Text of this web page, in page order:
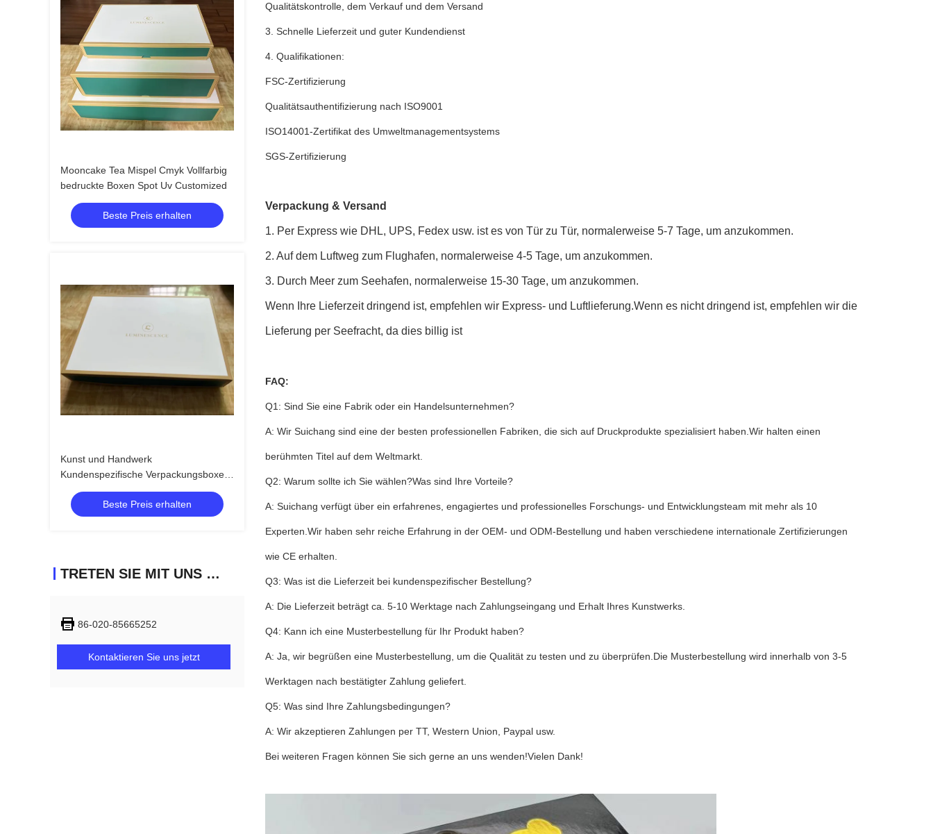
Mooncake Tea Mispel Cmyk Vollfarbig
bedruckte Boxen Spot Uv Customized
Beste Preis erhalten
Kunst und Handwerk
Kundenspezifische Verpackungsboxen
Pantone-Farbfolienprägung
Beste Preis erhalten
TRETEN SIE MIT UNS IN VERBINDUNG
86-020-85665252
Kontaktieren Sie uns jetzt
Qualitätskontrolle, dem Verkauf und dem Versand
3. Schnelle Lieferzeit und guter Kundendienst
4. Qualifikationen:
FSC-Zertifizierung
Qualitätsauthentifizierung nach ISO9001
ISO14001-Zertifikat des Umweltmanagementsystems
SGS-Zertifizierung
Verpackung & Versand
1. Per Express wie DHL, UPS, Fedex usw. ist es von Tür zu Tür, normalerweise 5-7 Tage, um anzukommen.
2. Auf dem Luftweg zum Flughafen, normalerweise 4-5 Tage, um anzukommen.
3. Durch Meer zum Seehafen, normalerweise 15-30 Tage, um anzukommen.
Wenn Ihre Lieferzeit dringend ist, empfehlen wir Express- und Luftlieferung.Wenn es nicht dringend ist, empfehlen wir die
Lieferung per Seefracht, da dies billig ist
FAQ:
Q1: Sind Sie eine Fabrik oder ein Handelsunternehmen?
A: Wir Suichang sind eine der besten professionellen Fabriken, die sich auf Druckprodukte spezialisiert haben.Wir halten einen
berühmten Titel auf dem Weltmarkt.
Q2: Warum sollte ich Sie wählen?Was sind Ihre Vorteile?
A: Suichang verfügt über ein erfahrenes, engagiertes und professionelles Forschungs- und Entwicklungsteam mit mehr als 10
Experten.Wir haben sehr reiche Erfahrung in der OEM- und ODM-Bestellung und haben verschiedene internationale Zertifizierungen
wie CE erhalten.
Q3: Was ist die Lieferzeit bei kundenspezifischer Bestellung?
A: Die Lieferzeit beträgt ca. 5-10 Werktage nach Zahlungseingang und Erhalt Ihres Kunstwerks.
Q4: Kann ich eine Musterbestellung für Ihr Produkt haben?
A: Ja, wir begrüßen eine Musterbestellung, um die Qualität zu testen und zu überprüfen.Die Musterbestellung wird innerhalb von 3-5
Werktagen nach bestätigter Zahlung geliefert.
Q5: Was sind Ihre Zahlungsbedingungen?
A: Wir akzeptieren Zahlungen per TT, Western Union, Paypal usw.
Bei weiteren Fragen können Sie sich gerne an uns wenden!Vielen Dank!